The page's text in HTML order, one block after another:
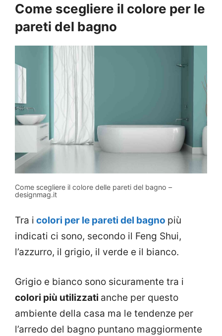
Come scegliere il colore per le
pareti del bagno
Come scegliere il colore delle pareti del bagno –
designmag.it
Tra i colori per le pareti del bagno più
indicati ci sono, secondo il Feng Shui,
l’azzurro, il grigio, il verde e il bianco.
Grigio e bianco sono sicuramente tra i
colori più utilizzati anche per questo
ambiente della casa ma le tendenze per
l’arredo del bagno puntano maggiormente